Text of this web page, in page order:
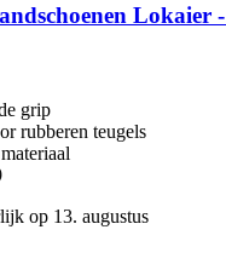
Lokaier
grip
rubberen teugels
op 13. augustus